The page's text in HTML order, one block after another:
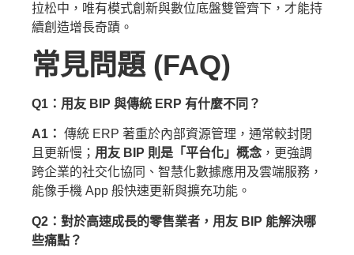
拉松中，唯有模式創新與數位底盤雙管齊下，才能持
續創造增長奇蹟。
常見問題 (FAQ)
Q1：用友 BIP 與傳統 ERP 有什麼不同？
A1： 傳統 ERP 著重於內部資源管理，通常較封閉
且更新慢； 用友 BIP 則是「平台化」概念 ，更強調
跨企業的社交化協同、智慧化數據應用及雲端服務，
能像手機 App 般快速更新與擴充功能。
Q2：對於高速成長的零售業者，用友 BIP 能解決哪
些痛點？